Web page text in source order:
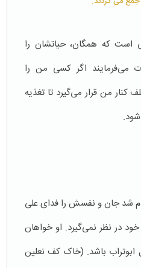
است که همگان، حیاتشان را
می‌فرمایند اگر کسی من را
کنار من قرار می‌گیرد تا تغذیه
شد جان و نفسش را فدای علی
در نظر نمی‌گیرد. او خواهان
باشد. (خاک کف نعلین